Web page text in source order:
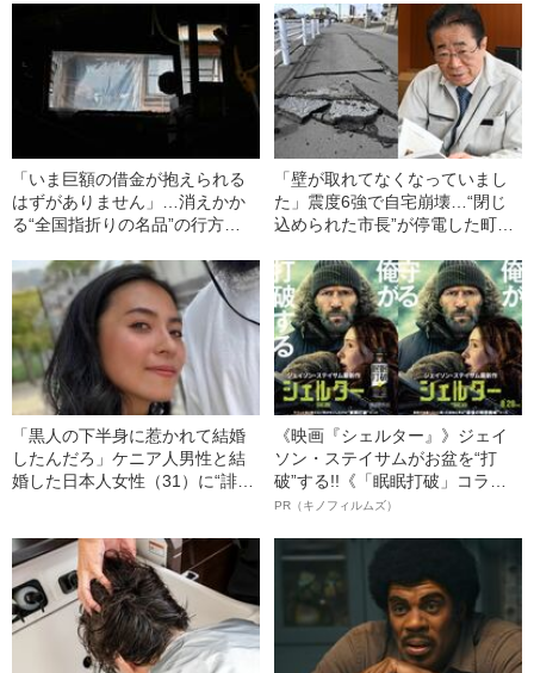
情報インフラ”誕生秘話
「いま巨額の借金が抱えられる
はずがありません」…消えかか
る“全国指折りの名品”の行方
月〉
「壁が取れてなくなっていまし
た」震度6強で自宅崩壊…“閉じ
込められた市長”が停電した町に
「黒人の下半身に惹かれて結婚
したんだろ」ケニア人男性と結
婚した日本人女性（31）に“誹謗
《映画『シェルター』》ジェイ
ソン・ステイサムがお盆を“打
破”する!!《「眠眠打破」コラ
ボ》
PR（キノフィルムズ）